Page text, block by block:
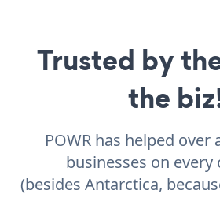
Trusted by
the
POWR has helped over
businesses on
(besides Antarctica,